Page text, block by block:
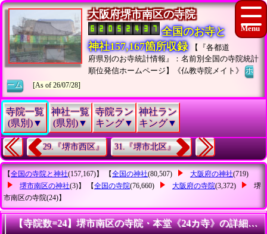
大阪府堺市南区の寺院
全国のお寺と
神社157,167箇所収録
【『各都道
府県別のお寺統計情報』：名前別全国の寺院統計
順位発信ホームページ】《仏教寺院メイト》ホ
ーム
[As of 26/07/28]
寺院一覧
(県別)▼
神社一覧
(県別)▼
寺院ラン
キング▼
神社ラン
キング▼
29.『堺市西区』 31.『堺市北区』
【全国の寺院と神社(157,167)】 【全国の神社(80,507) 大阪府の神社(719)
堺市南区の神社(3)】 【全国の寺院(76,660) 大阪府の寺院(3,372)
堺
市南区の寺院(24)】
【寺院数=24】堺市南区の寺院・本堂《24カ寺》の詳細リ